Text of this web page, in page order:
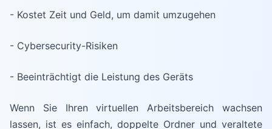
- Kostet Zeit und Geld, um damit umzugehen
- Cybersecurity-Risiken
- Beeinträchtigt die Leistung des Geräts
Wenn Sie Ihren virtuellen Arbeitsbereich wachsen
lassen, ist es einfach, doppelte Ordner und veraltete